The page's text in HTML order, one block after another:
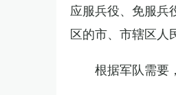
应服兵役、免服兵
区的市、市辖区人
根据军队需要